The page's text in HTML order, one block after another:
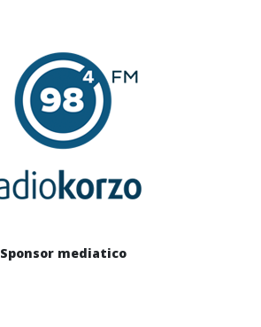
Sponsor mediatico